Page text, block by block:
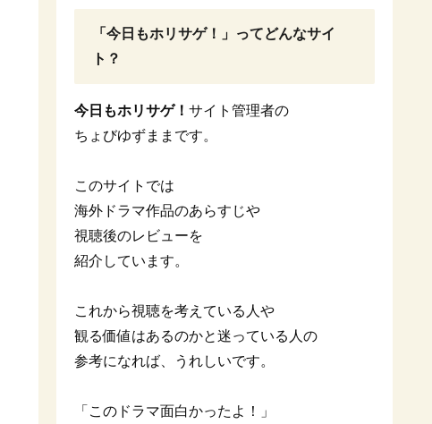
「今日もホリサゲ！」ってどんなサイ
ト？
今日もホリサゲ！ サイト管理者の
ちょびゆずままです。
このサイトでは
海外ドラマ作品のあらすじや
視聴後のレビューを
紹介しています。
これから視聴を考えている人や
観る価値はあるのかと迷っている人の
参考になれば、うれしいです。
「このドラマ面白かったよ！」